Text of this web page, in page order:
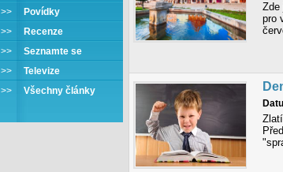
>>
Povídky
>>
Recenze
>>
Seznamte se
>>
Televize
>> Všechny články
Zde
pro